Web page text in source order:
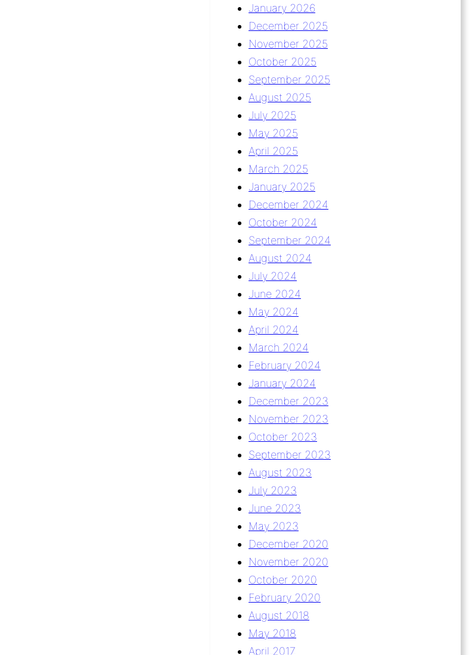
January 2026
December 2025
November 2025
October 2025
September 2025
August 2025
July 2025
May 2025
April 2025
March 2025
January 2025
December 2024
October 2024
September 2024
August 2024
July 2024
June 2024
May 2024
April 2024
March 2024
February 2024
January 2024
December 2023
November 2023
October 2023
September 2023
August 2023
July 2023
June 2023
May 2023
December 2020
November 2020
October 2020
February 2020
August 2018
May 2018
April 2017